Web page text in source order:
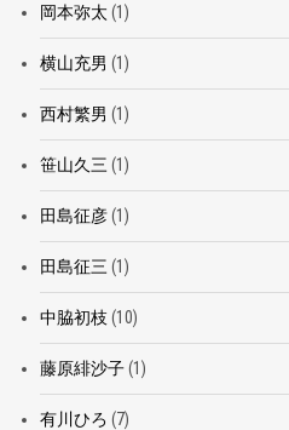
岡本弥太 (1)
横山充男 (1)
西村繁男 (1)
笹山久三 (1)
田島征彦(1)
田島征三 (1)
中脇初枝 (10)
藤原緋沙子(1)
有川ひろ (7)